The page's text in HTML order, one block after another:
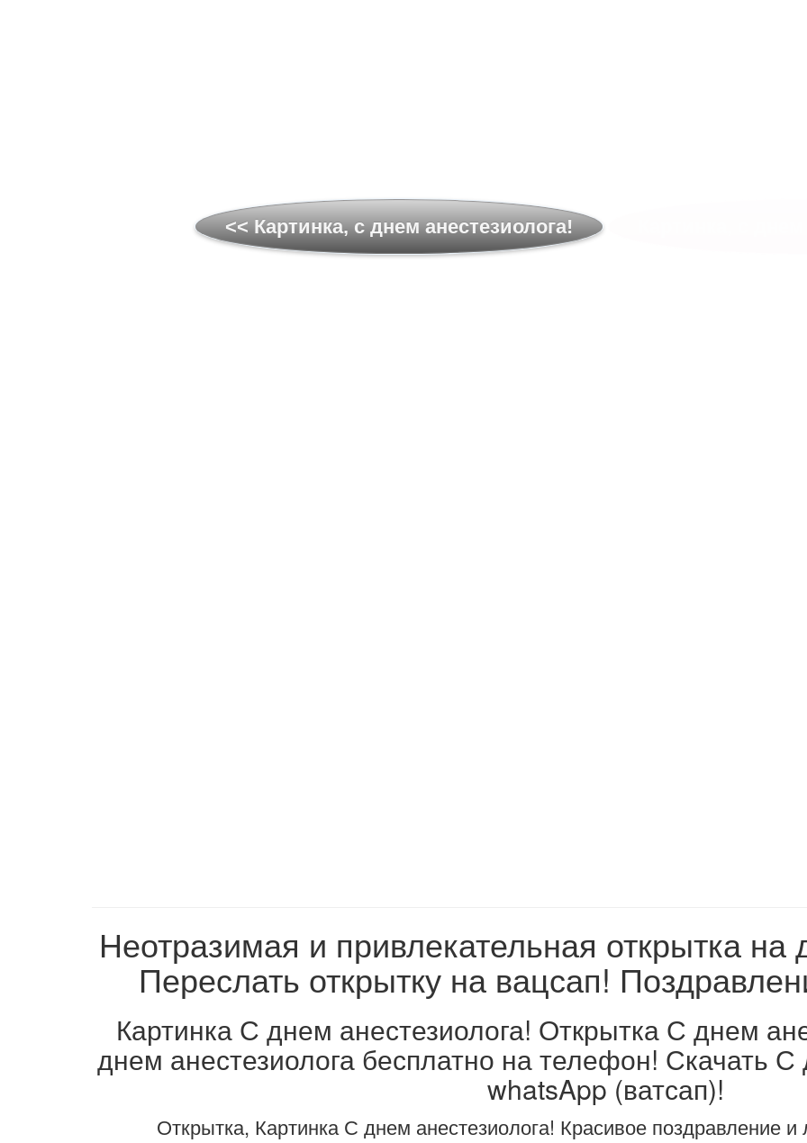
<< Картинка, с днем анестезиолога!
Неотразимая и привлекательная открытка на
Переслать открытку на вацсап!
Картинка С днем анестезиолога! Открытка С днем
днем анестезиолога бесплатно на телефон! Скачать С
whatsApp (ватсап)!
Открытка, Картинка С днем анестезиолога! Красивое поздравление